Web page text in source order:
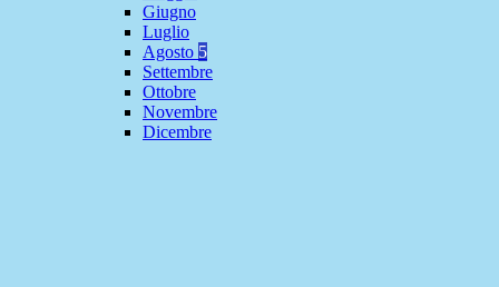
Giugno
Luglio
Agosto 5
Settembre
Ottobre
Novembre
Dicembre